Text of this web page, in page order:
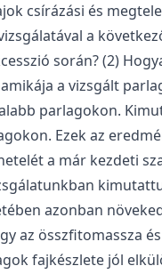
csírázási és
a
során? (2)
a vizsgált
parlagokon.
Ezek az
a már kezdeti
azonban
az összfitomassza
fajkészlete jól